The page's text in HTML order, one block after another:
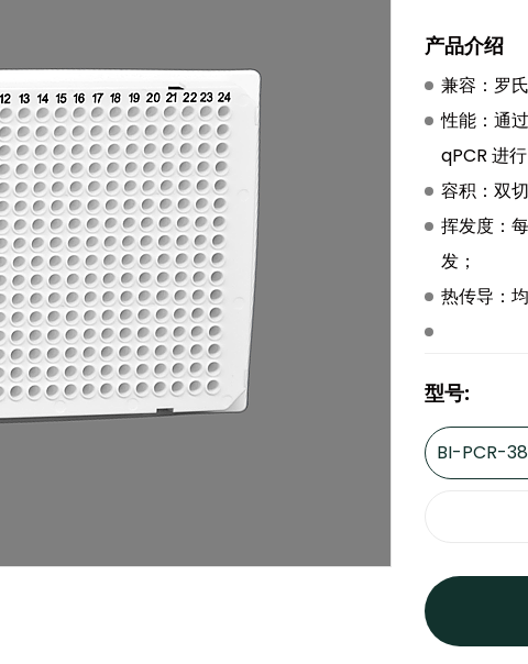
产品介绍
兼容：罗
性能：通
qPCR 进
容积：双
挥发度：
发；
热传导：
型号:
BI-PCR-